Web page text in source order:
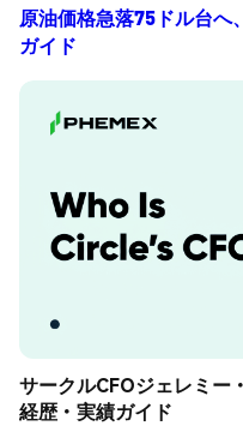
原油価格急落75ドル台へ
ガイド
サークルCFOジェレミー
経歴・実績ガイド